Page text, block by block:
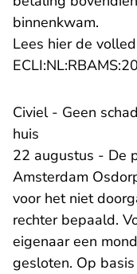
binnenkwam.
Lees hier de
Civiel - Geen
huis
22 augustus - De
Amsterdam
voor het niet
rechter bepaald.
eigenaar een
gesloten. Op